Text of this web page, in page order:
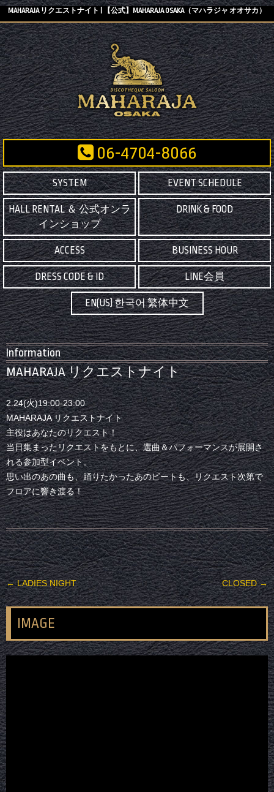
MAHARAJA リクエストナイト | 【公式】MAHARAJA OSAKA（マハラジャ オオサカ）
06-4704-8066
SYSTEM EVENT SCHEDULE
HALL RENTAL ＆ 公式オンラ
インショップ
DRINK & FOOD
ACCESS BUSINESS HOUR
DRESS CODE & ID LINE会員
EN(US) 한국어 繁体中文
Information
MAHARAJA リクエストナイト
2.24(火)19:00-23:00
MAHARAJA リクエストナイト
主役はあなたのリクエスト！
当日集まったリクエストをもとに、選曲＆パフォーマンスが展開さ
れる参加型イベント。
思い出のあの曲も、踊りたかったあのビートも、リクエスト次第で
フロアに響き渡る！
投稿ナビゲーション
←LADIES NIGHT CLOSED→
IMAGE